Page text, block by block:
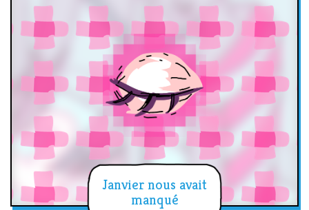
Janvier nous avait
manqué